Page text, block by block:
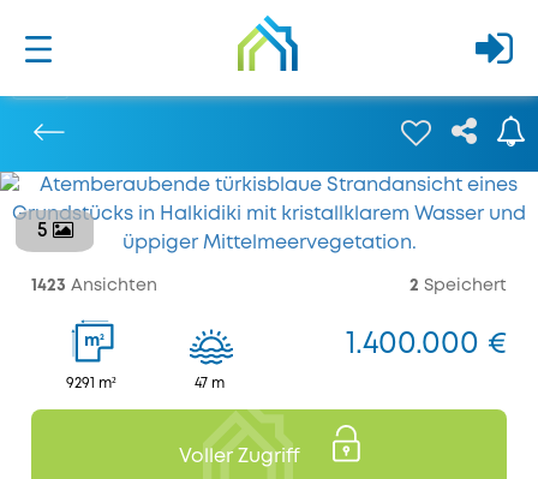
5
1423 Ansichten 2 Speichert
m2
9291 m² 47 m
1.400.000 €
Voller Zugriff